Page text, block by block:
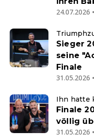
24.07.2026
Sieger
seine
Finale
31.05.2026
Ihn hatte
Finale
völlig
31.05.2026